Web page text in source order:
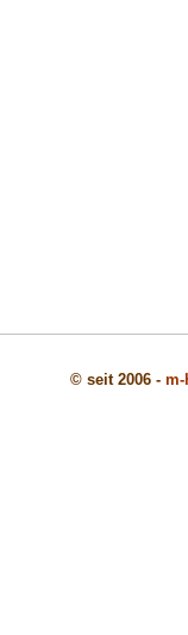
© seit 2006 - m-